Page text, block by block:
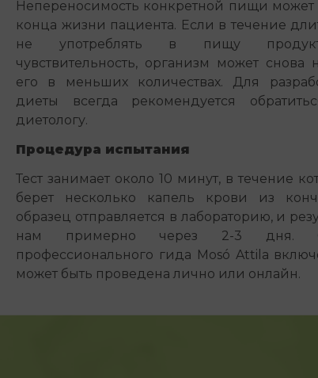
Непереносимость конкретной пищи может
конца жизни пациента. Если в течение
не употреблять в пищу
чувствительность, организм может снова
его в меньших количествах. Для
диеты всегда рекомендуется
диетологу.
Процедура испытания
Тест занимает около 10 минут, в течение
берет несколько капель крови из
образец отправляется в лабораторию, и
нам примерно через 2-3 дня.
профессионального гида Mosó Attila
может быть проведена лично или онлайн.